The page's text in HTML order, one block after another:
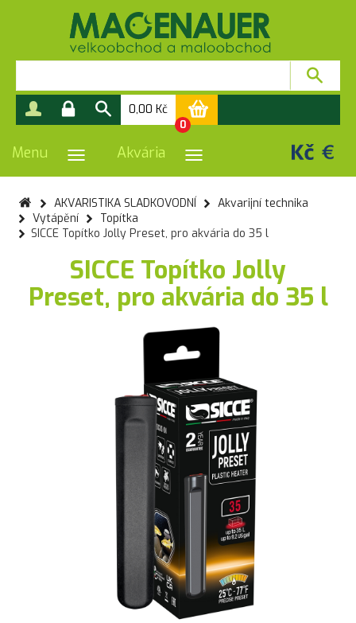
0,00 Kč
0
PŘEPNOUT NAVIGACI
Menu PŘEPNOUT NAVIGACI
Akvária
AKVARISTIKA SLADKOVODNÍ
Akvarijní technika
Vytápění
Topítka
SICCE Topítko Jolly Preset, pro akvária do 35 l
SICCE Topítko Jolly
Preset, pro akvária do 35 l